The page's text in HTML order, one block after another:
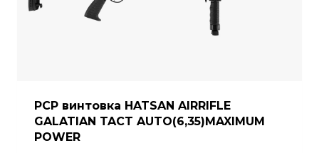
PCP винтовка HATSAN AIRRIFLE
GALATIAN TACT AUTO(6,35)MAXIMUM
POWER